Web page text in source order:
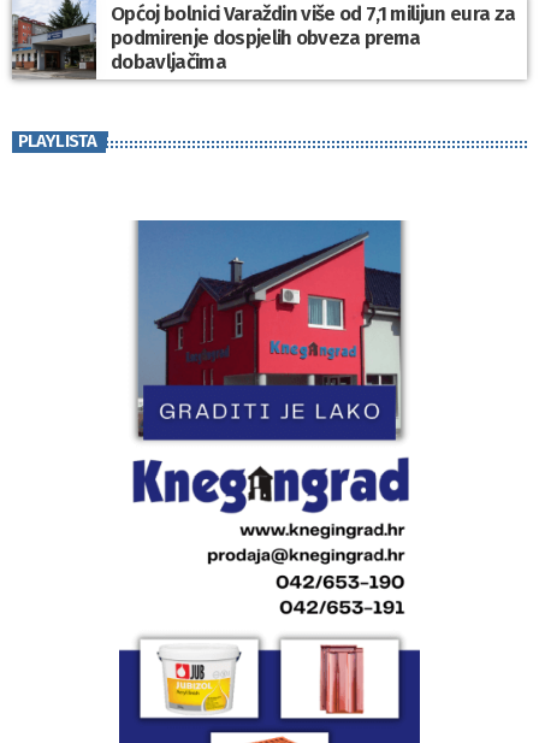
Općoj bolnici Varaždin više od 7,1 milijun eura za
podmirenje dospjelih obveza prema
dobavljačima
PLAYLISTA